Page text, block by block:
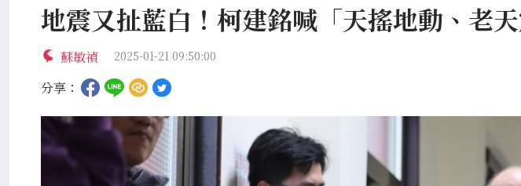
地震又扯藍白！柯建銘喊「天搖地動、老
蘇敏禎 2025-01-21 09:50:00
分享：